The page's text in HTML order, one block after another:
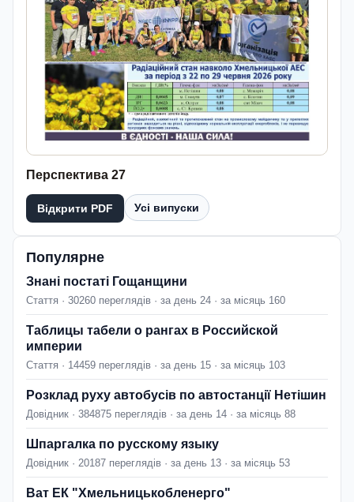
Перспектива 27
Відкрити PDF Усі випуски
Популярне
Знані постаті Гощанщини
Стаття · 30260 переглядів · за день 24 · за місяць 160
Таблицы табели о рангах в Российской
империи
Стаття · 14459 переглядів · за день 15 · за місяць 103
Розклад руху автобусів по автостанції Нетішин
Довідник · 384875 переглядів · за день 14 · за місяць 88
Шпаргалка по русскому языку
Довідник · 20187 переглядів · за день 13 · за місяць 53
Ват ЕК "Хмельницькобленерго"